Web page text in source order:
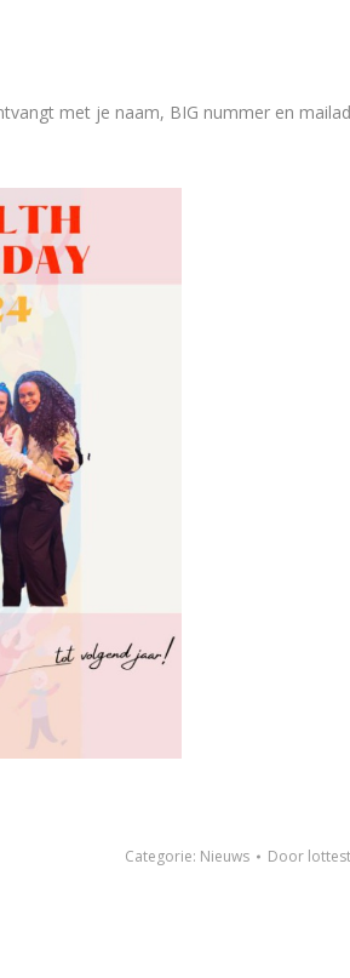
met je naam, BIG nummer en
Categorie: Nieuws Door